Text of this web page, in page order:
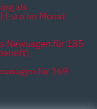
als
Euro im Monat
Newuagen für 185
für 169